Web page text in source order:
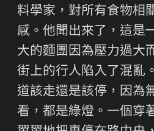
料學家，對所有食物相
感。他聞出來了，這是
大的麵團因為壓力過大
街上的行人陷入了混亂。
道該走還是該停，因為
看，都是綠燈。一個穿